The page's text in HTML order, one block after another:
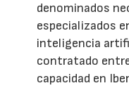
denominados
especializados
inteligencia
contratado
capacidad en